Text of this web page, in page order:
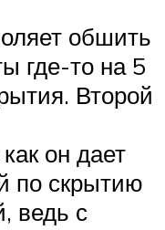
обшить
где-то на 5
Второй
он дает
по скрытию
ведь с